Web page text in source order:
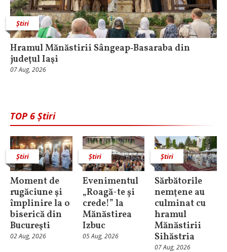
Știri
Hramul Mănăstirii Sângeap‑Basaraba din
judeţul Iaşi
07 Aug, 2026
TOP 6 Știri
Știri
Moment de
rugăciune şi
împlinire la o
biserică din
Bucureşti
02 Aug, 2026
Știri
Evenimentul
„Roagă-te și
crede!” la
Mănăstirea
Izbuc
05 Aug, 2026
Știri
Sărbătorile
nemţene au
culminat cu
hramul
Mănăstirii
Sihăstria
07 Aug, 2026